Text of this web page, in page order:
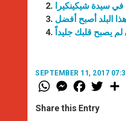
في سيدة شيكينكيرا
البلد أصبح أفضل
لم يصبح قلبك جليداً
SEPTEMBER 11, 2017
W
h
t
s
M
e
s
e
F
a
e
b
w
Share this Entry